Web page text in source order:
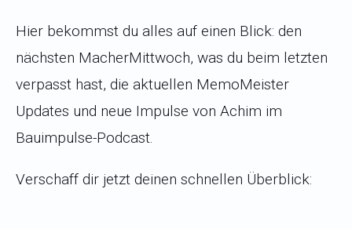
Hier bekommst du alles auf einen Blick: den
nächsten MacherMittwoch, was du beim letzten
verpasst hast, die aktuellen MemoMeister
Updates und neue Impulse von Achim im
Bauimpulse-Podcast.
Verschaff dir jetzt deinen schnellen Überblick: